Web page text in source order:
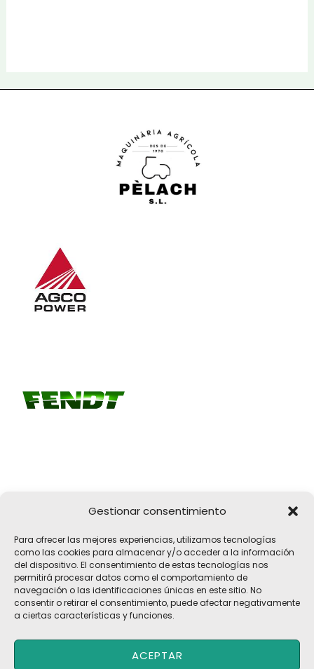
Gestionar consentimiento
Para ofrecer las mejores experiencias, utilizamos tecnologías
como las cookies para almacenar y/o acceder a la información
del dispositivo. El consentimiento de estas tecnologías nos
permitirá procesar datos como el comportamiento de
navegación o las identificaciones únicas en este sitio. No
consentir o retirar el consentimiento, puede afectar negativamente
a ciertas características y funciones.
ACEPTAR
17183 Vilobí d'Onyar, Girona
pelach@pelach.es
☎972 47 30 61
Copyright © 2026 Maquinària Agrícola Pèlach, S.L | Powered by
Maria CB